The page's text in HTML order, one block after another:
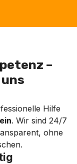
–
Hilfe
. Wir sind 24/7
ohne